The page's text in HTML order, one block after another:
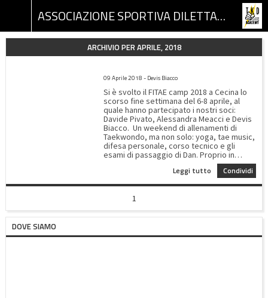
ASSOCIAZIONE SPORTIVA DILETTANTISTICA TKD ACADEMY
ARCHIVIO PER APRILE, 2018
09 Aprile 2018 - Devis Biacco
Si è svolto il FITAE camp 2018 a Cecina lo
scorso fine settimana del 6-8 aprile, al
quale hanno partecipato i nostri soci:
Davide Pivato, Alessandra Meacci e Devis
Biacco. Un weekend di allenamenti di
Taekwondo, ma non solo: yoga, tae music,
difesa personale, corso tecnico e gli
esami di passaggio di Dan. Proprio in
quest’ultimo nel gruppo degli esaminandi,
oltre al Maestro Devis Biacco, c’era la
Maestra Silvia Farigu, il Maestro Daniele
Giacomo Danese. La sessione d’esame
presieduta dal nostro Direttore Tecnico
Nazionale Gran Master Willem Jacob Bos 9
Dan Presidente FITAE, nella quale il
Leggi tutto Condividi
1
DOVE SIAMO